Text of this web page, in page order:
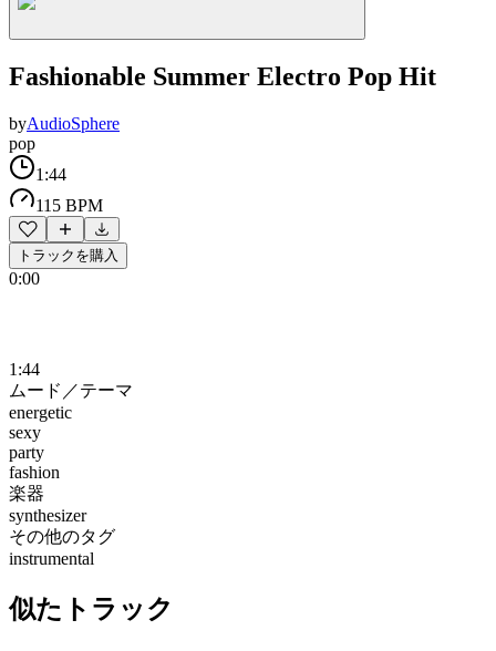
Fashionable Summer Electro Pop Hit
byAudioSphere
pop
1:44
115 BPM
トラックを購入
0:00
1:44
ムード／テーマ
energetic
sexy
party
fashion
楽器
synthesizer
その他のタグ
instrumental
似たトラック